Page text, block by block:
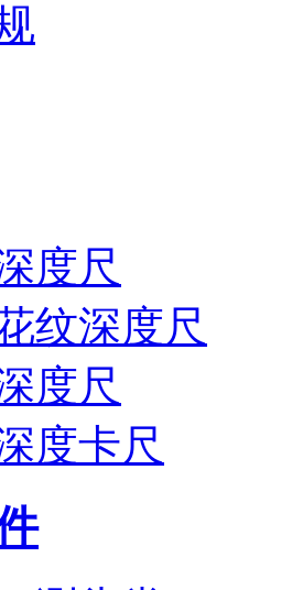
度尺
纹深度尺
度尺
度卡尺